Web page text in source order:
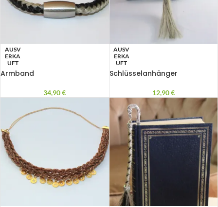
AUSV
ERKA
UFT
Armband
34,90€
AUSV
ERKA
UFT
Schlüsselanhänger
12,90€